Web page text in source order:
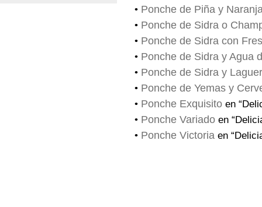
• Ponche de Piña y
• Ponche de Sidra o
• Ponche de Sidra con
• Ponche de Sidra y Agua
• Ponche de Sidra y Laguer
• Ponche de Yemas y
• Ponche Exquisito en
• Ponche Variado en
• Ponche Victoria en